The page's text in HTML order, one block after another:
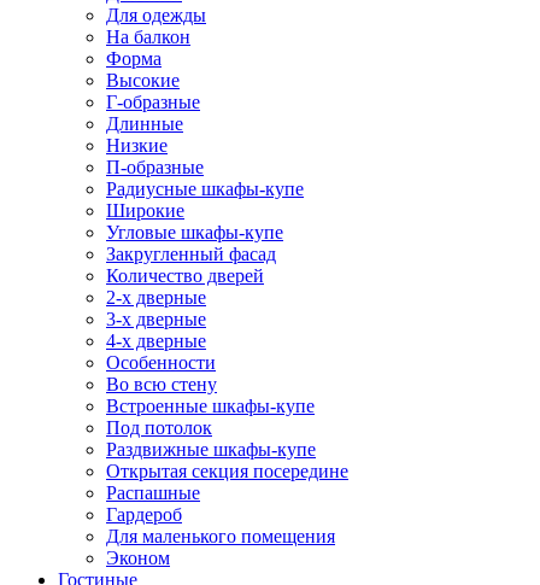
Для одежды
На балкон
Форма
Высокие
Г-образные
Длинные
Низкие
П-образные
Радиусные шкафы-купе
Широкие
Угловые шкафы-купе
Закругленный фасад
Количество дверей
2-х дверные
3-х дверные
4-х дверные
Особенности
Во всю стену
Встроенные шкафы-купе
Под потолок
Раздвижные шкафы-купе
Открытая секция посередине
Распашные
Гардероб
Для маленького помещения
Эконом
Гостиные